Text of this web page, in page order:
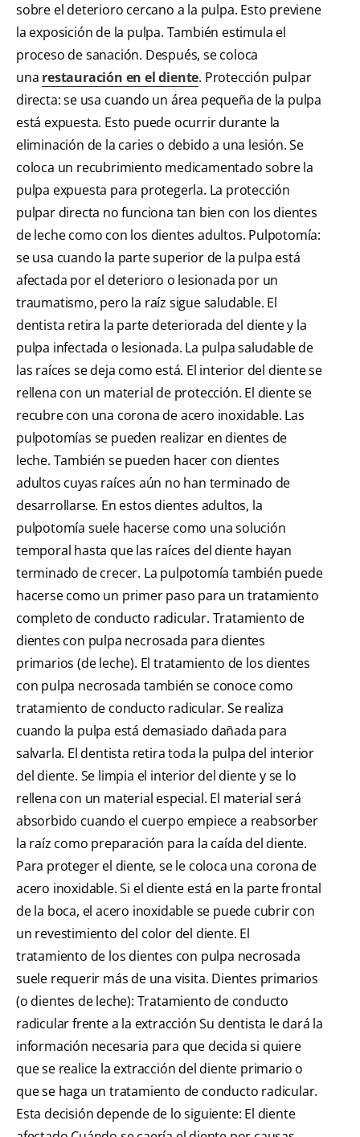
sobre el deterioro cercano a la pulpa. Esto previene
la exposición de la pulpa. También estimula el
proceso de sanación. Después, se coloca
una restauración en el diente. Protección pulpar
directa: se usa cuando un área pequeña de la pulpa
está expuesta. Esto puede ocurrir durante la
eliminación de la caries o debido a una lesión. Se
coloca un recubrimiento medicamentado sobre la
pulpa expuesta para protegerla. La protección
pulpar directa no funciona tan bien con los dientes
de leche como con los dientes adultos. Pulpotomía:
se usa cuando la parte superior de la pulpa está
afectada por el deterioro o lesionada por un
traumatismo, pero la raíz sigue saludable. El
dentista retira la parte deteriorada del diente y la
pulpa infectada o lesionada. La pulpa saludable de
las raíces se deja como está. El interior del diente se
rellena con un material de protección. El diente se
recubre con una corona de acero inoxidable. Las
pulpotomías se pueden realizar en dientes de
leche. También se pueden hacer con dientes
adultos cuyas raíces aún no han terminado de
desarrollarse. En estos dientes adultos, la
pulpotomía suele hacerse como una solución
temporal hasta que las raíces del diente hayan
terminado de crecer. La pulpotomía también puede
hacerse como un primer paso para un tratamiento
completo de conducto radicular. Tratamiento de
dientes con pulpa necrosada para dientes
primarios (de leche). El tratamiento de los dientes
con pulpa necrosada también se conoce como
tratamiento de conducto radicular. Se realiza
cuando la pulpa está demasiado dañada para
salvarla. El dentista retira toda la pulpa del interior
del diente. Se limpia el interior del diente y se lo
rellena con un material especial. El material será
absorbido cuando el cuerpo empiece a reabsorber
la raíz como preparación para la caída del diente.
Para proteger el diente, se le coloca una corona de
acero inoxidable. Si el diente está en la parte frontal
de la boca, el acero inoxidable se puede cubrir con
un revestimiento del color del diente. El
tratamiento de los dientes con pulpa necrosada
suele requerir más de una visita. Dientes primarios
(o dientes de leche): Tratamiento de conducto
radicular frente a la extracción Su dentista le dará la
información necesaria para que decida si quiere
que se realice la extracción del diente primario o
que se haga un tratamiento de conducto radicular.
Esta decisión depende de lo siguiente: El diente